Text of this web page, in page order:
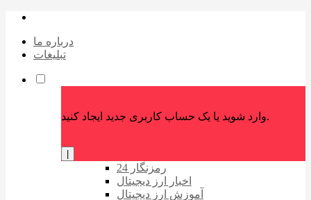
درباره ما
تبلیغات
وارد شوید یا یک حساب کاربری جدید ایجاد کنید.
رمزنگار 24
اخبار ارز دیجیتال
آموزش ارز دیجیتال